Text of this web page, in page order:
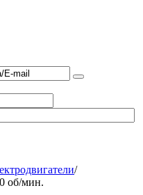
/
об/мин.